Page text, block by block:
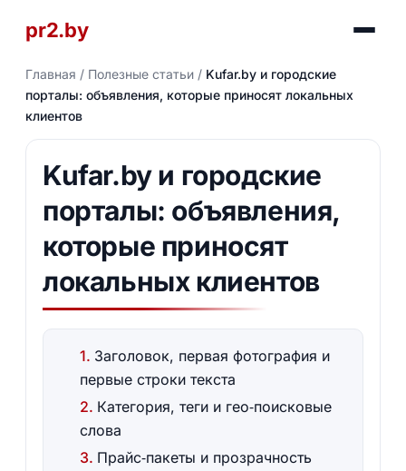
pr2.by
Главная / Полезные статьи/ Kufar.by и городские
порталы: объявления, которые приносят локальных
клиентов
Kufar.by и городские
порталы: объявления,
которые приносят
локальных клиентов
Заголовок, первая фотография и
первые строки текста
Категория, теги и гео‑поисковые
слова
Прайс‑пакеты и прозрачность